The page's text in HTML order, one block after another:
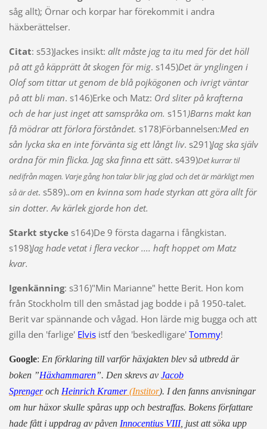
såg allt); Örnar och korpar har förekommit i andra
häxberättelser.
Citat: s53)Jackes insikt: allt måste jag ta itu med för det höll
på att gå käpprätt åt skogen för mig. s145)Det är ynglingen i
Olof som tittar ut genom de blå pojkögonen och ivrigt väntar
på att bli man. s146)Erke och Matz: Ord sliter på krafterna
och de har just inget att samspråka om. s151)Barns makt kan
få mödrar att förlora förståndet. s178)Förbannelsen:Med en
sån lycka ska en inte förvänta sig ett långt liv. s291)Jag ska själv
ordna för min flicka. Jag ska finna ett sätt. s439)Det kurrar til
nedifrån magen. Varje gång hon talar blir jag glad och det är märkligt men
så är det. s589)..om en kvinna som hade styrkan att göra allt för
sin dotter. Av kärlek gjorde hon det.
Starkt styckes164)De 9 första dagarna i fångkistan.
s198)Jag hade vetat i flera veckor .... haft hoppet om Matz
kvar.
Igenkänning: s316)"Min Marianne" hette Berit. Hon kom
från Stockholm till den småstad jag bodde i på 1950-talet.
Berit var spännande och vågad. Hon lärde mig bugga och att
gilla den 'farlige' Elvisistf den 'beskedligare' Tommy!
Google: En förklaring till varför häxjakten blev så utbredd är
boken ”Häxhammaren”. Den skrevs av Jacob
Sprenger och Heinrich Kramer(Institor). I den fanns anvisningar
om hur häxor skulle spåras upp och bestraffas. Bokens författare
hade fått i uppdrag av påven Innocentius VIII, just att söka upp